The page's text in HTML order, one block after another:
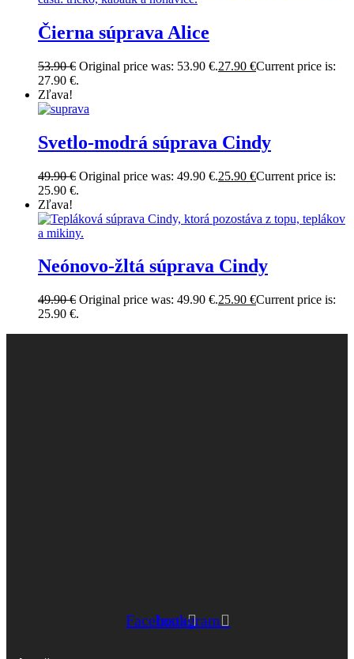
Čierna súprava Alice
53.90€ Original price was: 53.90 €.27.90 €Current price is:
27.90 €.
Zľava!
Svetlo-modrá súprava Cindy
49.90€ Original price was: 49.90 €.25.90 €Current price is:
25.90 €.
Zľava!
Neónovo-žltá súprava Cindy
49.90€ Original price was: 49.90 €.25.90 €Current price is:
25.90 €.
FacebookInstagram